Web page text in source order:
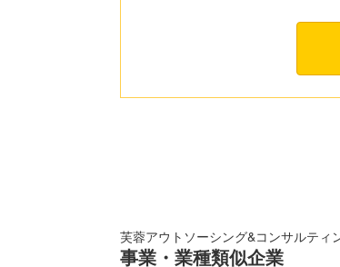
芙蓉アウトソーシング&コンサルティ
事業・業種類似企業